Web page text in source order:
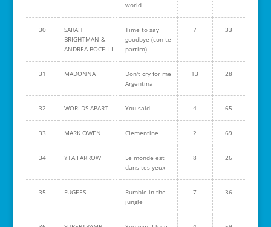
world
30
SARAH
BRIGHTMAN &
ANDREA BOCELLI
Time to say
goodbye (con te
partiro)
7 33
31 MADONNA
Don't cry for me
Argentina
13 28
32 WORLDS APART You said 4 65
33 MARK OWEN Clementine 2 69
34 YTA FARROW
Le monde est
dans tes yeux
8 26
35 FUGEES
Rumble in the
jungle
7 36